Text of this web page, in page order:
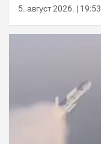
5. август 2026. | 19:53